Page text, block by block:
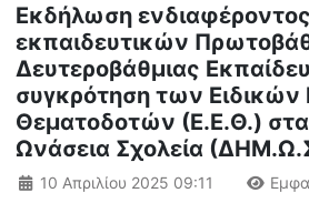
Εκδήλωση ενδιαφέροντος
εκπαιδευτικών
Δευτεροβάθμιας
συγκρότηση των
Θεματοδοτών (Ε.Ε.Θ.)
Ωνάσεια Σχολεία
Λεπτομέρειες
10 Απριλίου 2025 09:11